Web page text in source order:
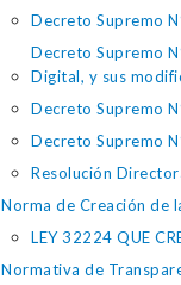
Decreto Supremo
Decreto Supremo
Digital, y sus
Decreto Supremo
Decreto Supremo
Resolución
Norma de Creación de
LEY 32224 QUE
Normativa de